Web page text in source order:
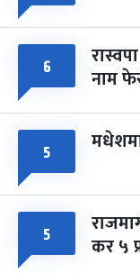
६ नाम
५
५ कर ५